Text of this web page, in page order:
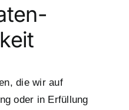
die wir auf
oder in Erfüllung